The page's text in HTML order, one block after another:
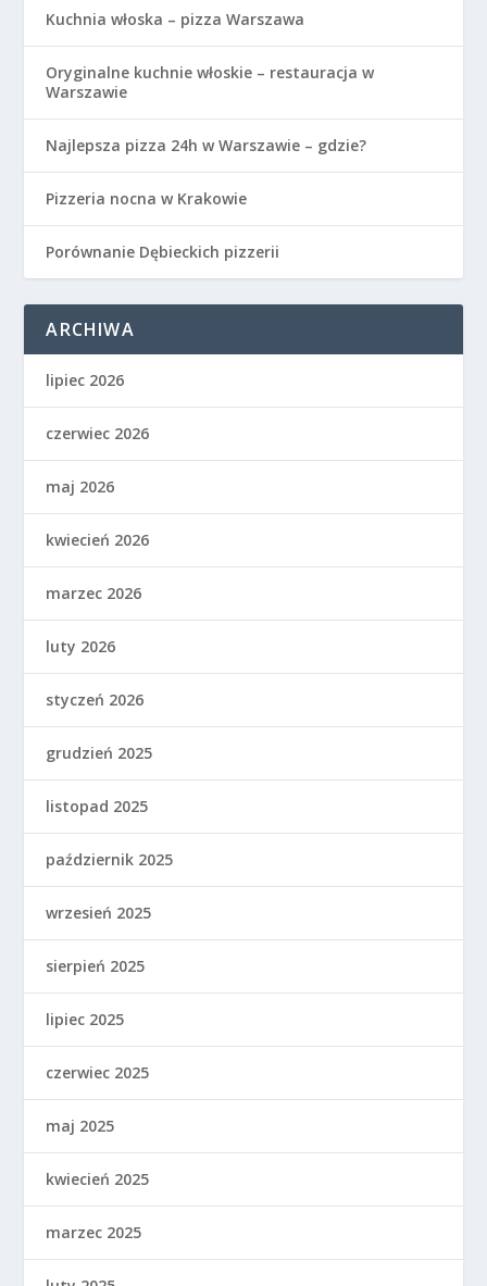
Kuchnia włoska – pizza Warszawa
Oryginalne kuchnie włoskie – restauracja w
Warszawie
Najlepsza pizza 24h w Warszawie – gdzie?
Pizzeria nocna w Krakowie
Porównanie Dębieckich pizzerii
ARCHIWA
lipiec 2026
czerwiec 2026
maj 2026
kwiecień 2026
marzec 2026
luty 2026
styczeń 2026
grudzień 2025
listopad 2025
październik 2025
wrzesień 2025
sierpień 2025
lipiec 2025
czerwiec 2025
maj 2025
kwiecień 2025
marzec 2025